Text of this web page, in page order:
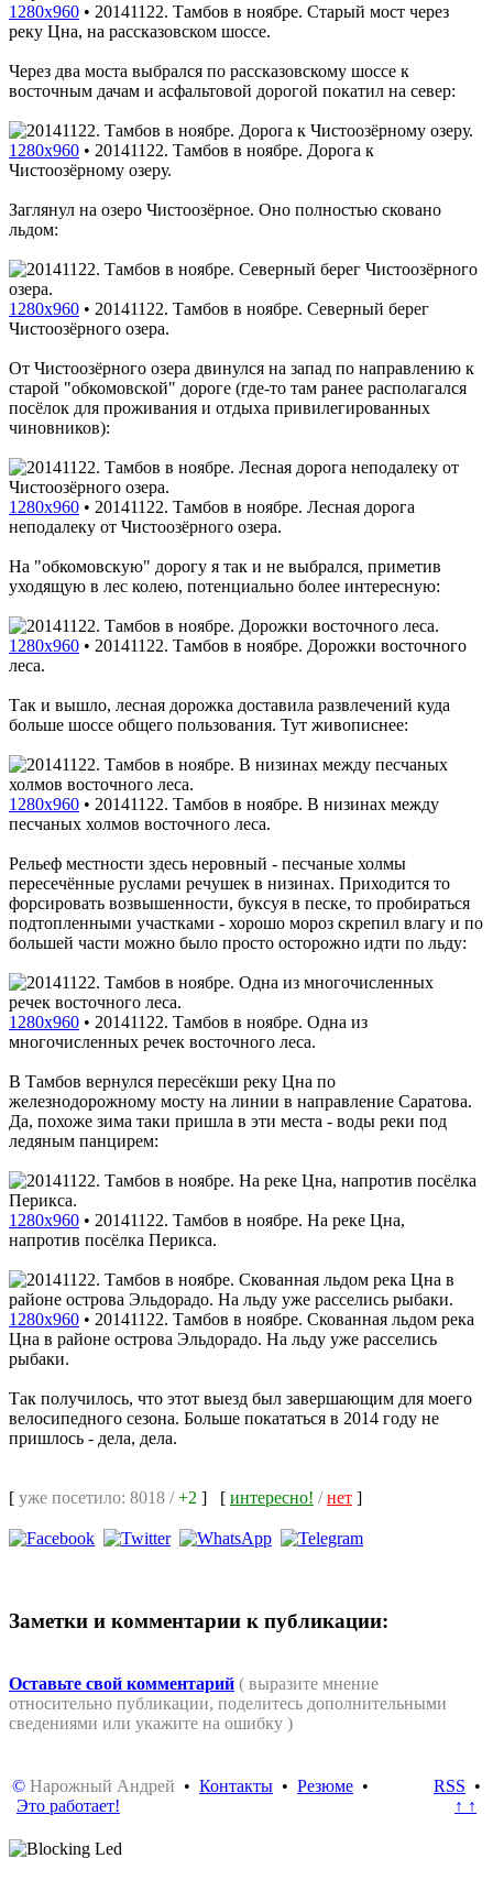
1280x960 • 20141122. Тамбов в ноябре. Старый мост через
реку Цна, на рассказовском шоссе.
Через два моста выбрался по рассказовскому шоссе к
восточным дачам и асфальтовой дорогой покатил на север:
1280x960 • 20141122. Тамбов в ноябре. Дорога к
Чистоозёрному озеру.
Заглянул на озеро Чистоозёрное. Оно полностью сковано
льдом:
1280x960 • 20141122. Тамбов в ноябре. Северный берег
Чистоозёрного озера.
От Чистоозёрного озера двинулся на запад по направлению к
старой "обкомовской" дороге (где-то там ранее располагался
посёлок для проживания и отдыха привилегированных
чиновников):
1280x960 • 20141122. Тамбов в ноябре. Лесная дорога
неподалеку от Чистоозёрного озера.
На "обкомовскую" дорогу я так и не выбрался, приметив
уходящую в лес колею, потенциально более интересную:
1280x960 • 20141122. Тамбов в ноябре. Дорожки восточного
леса.
Так и вышло, лесная дорожка доставила развлечений куда
больше шоссе общего пользования. Тут живописнее:
1280x960 • 20141122. Тамбов в ноябре. В низинах между
песчаных холмов восточного леса.
Рельеф местности здесь неровный - песчаные холмы
пересечённые руслами речушек в низинах. Приходится то
форсировать возвышенности, буксуя в песке, то пробираться
подтопленными участками - хорошо мороз скрепил влагу и по
большей части можно было просто осторожно идти по льду:
1280x960 • 20141122. Тамбов в ноябре. Одна из
многочисленных речек восточного леса.
В Тамбов вернулся пересёкши реку Цна по
железнодорожному мосту на линии в направление Саратова.
Да, похоже зима таки пришла в эти места - воды реки под
ледяным панцирем:
1280x960 • 20141122. Тамбов в ноябре. На реке Цна,
напротив посёлка Перикса.
1280x960 • 20141122. Тамбов в ноябре. Скованная льдом река
Цна в районе острова Эльдорадо. На льду уже расселись
рыбаки.
Так получилось, что этот выезд был завершающим для моего
велосипедного сезона. Больше покататься в 2014 году не
пришлось - дела, дела.
[ уже посетило: 8018 /+2 ] [ интересно! /нет ]
Заметки и комментарии к публикации:
Оставьте свой комментарий ( выразите мнение
относительно публикации, поделитесь дополнительными
сведениями или укажите на ошибку )
© Нарожный Андрей • Контакты • Резюме •
Это работает!
RSS •
↑ ↑